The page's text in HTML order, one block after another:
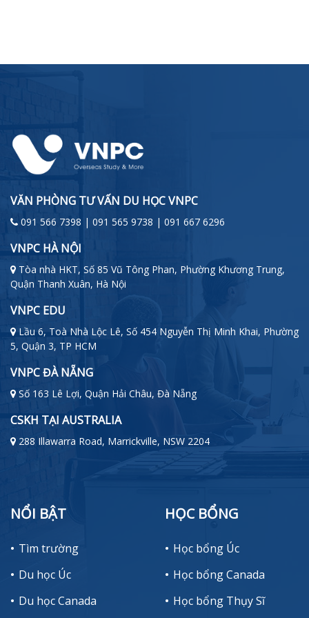
VĂN PHÒNG TƯ VẤN DU HỌC VNPC
091 566 7398 | 091 565 9738 | 091 667 6296
VNPC HÀ NỘI
Tòa nhà HKT, Số 85 Vũ Tông Phan, Phường Khương Trung,
Quận Thanh Xuân, Hà Nội
VNPC EDU
Lầu 6, Toà Nhà Lộc Lê, Số 454 Nguyễn Thị Minh Khai, Phường
5, Quận 3, TP HCM
VNPC ĐÀ NẴNG
Số 163 Lê Lợi, Quận Hải Châu, Đà Nẵng
CSKH TẠI AUSTRALIA
288 Illawarra Road, Marrickville, NSW 2204
NỔI BẬT
Tìm trường
Du học Úc
Du học Canada
HỌC BỔNG
Học bổng Úc
Học bổng Canada
Học bổng Thụy Sĩ